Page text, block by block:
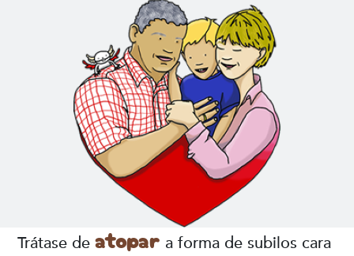
Trátase deatopar a forma de subilos cara